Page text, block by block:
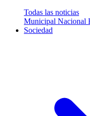
Todas las noticias
Municipal Nacional
Sociedad